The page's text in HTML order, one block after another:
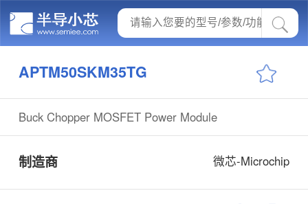
APTM50SKM35TG
Buck Chopper MOSFET Power Module
制造商 微芯-Microchip